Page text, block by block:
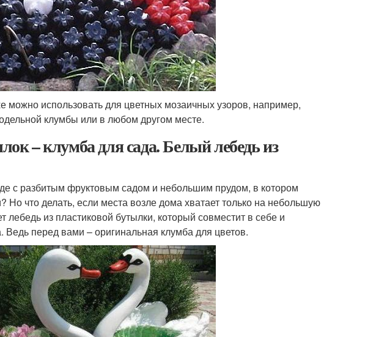
можно использовать для цветных мозаичных узоров, например,
клумбы или в любом другом месте.
– клумба для сада. Белый лебедь из
с разбитым фруктовым садом и небольшим прудом, в котором
что делать, если места возле дома хватает только на небольшую
лебедь из пластиковой бутылки, который совместит в себе и
перед вами – оригинальная клумба для цветов.